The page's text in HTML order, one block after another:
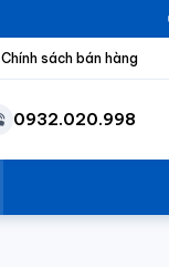
Chính sách bán hàng
0932.020.998